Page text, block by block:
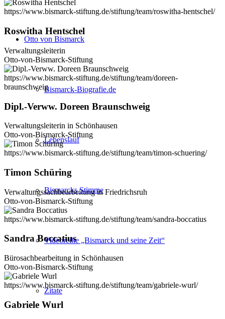
Otto von Bismarck
Bismarck-Biografie.de
Lebenslauf
Bismarcks Stimme
Videoreihe „Bismarck und seine Zeit“
Zitate
https://www.bismarck-stiftung.de/stiftung/team/roswitha-hentschel/
Roswitha Hentschel
Verwaltungsleiterin
Otto-von-Bismarck-Stiftung
https://www.bismarck-stiftung.de/stiftung/team/doreen-
braunschweig
Dipl.-Verww. Doreen Braunschweig
Verwaltungsleiterin in Schönhausen
Otto-von-Bismarck-Stiftung
https://www.bismarck-stiftung.de/stiftung/team/timon-schuering/
Timon Schüring
Verwaltungssachbearbeitung in Friedrichsruh
Otto-von-Bismarck-Stiftung
https://www.bismarck-stiftung.de/stiftung/team/sandra-boccatius
Sandra Boccatius
Bürosachbearbeitung in Schönhausen
Otto-von-Bismarck-Stiftung
https://www.bismarck-stiftung.de/stiftung/team/gabriele-wurl/
Gabriele Wurl